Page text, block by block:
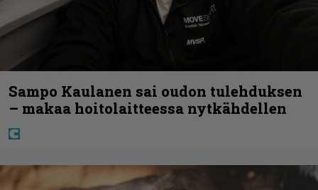
Sampo Kaulanen sai oudon tulehduksen
– makaa hoitolaitteessa nytkähdellen